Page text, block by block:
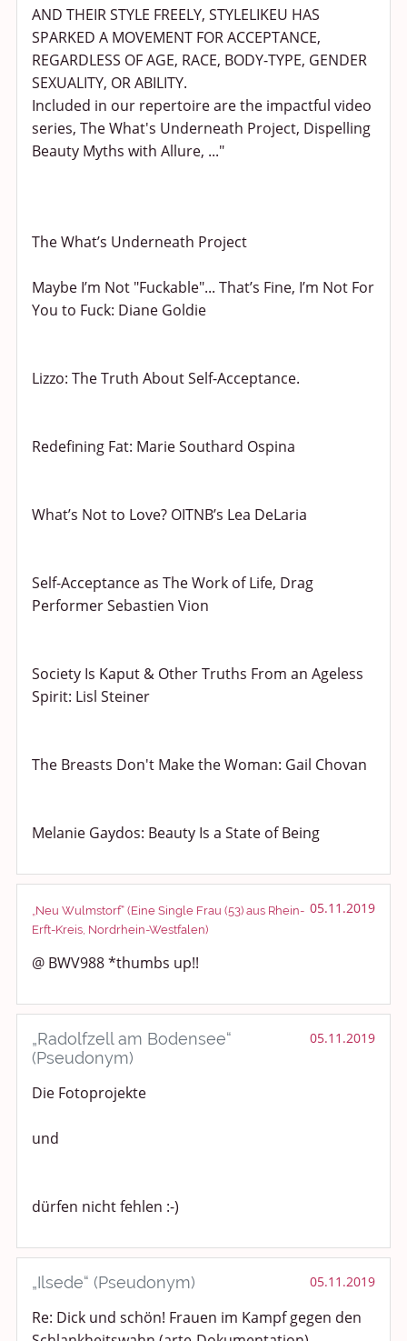
AND THEIR STYLE FREELY, STYLELIKEU HAS
SPARKED A MOVEMENT FOR ACCEPTANCE,
REGARDLESS OF AGE, RACE, BODY-TYPE, GENDER
SEXUALITY, OR ABILITY.
Included in our repertoire are the impactful video
series, The What's Underneath Project, Dispelling
Beauty Myths with Allure, ..."
The What’s Underneath Project
Maybe I’m Not "Fuckable"... That’s Fine, I’m Not For
You to Fuck: Diane Goldie
Lizzo: The Truth About Self-Acceptance.
Redefining Fat: Marie Southard Ospina
What’s Not to Love? OITNB’s Lea DeLaria
Self-Acceptance as The Work of Life, Drag
Performer Sebastien Vion
Society Is Kaput & Other Truths From an Ageless
Spirit: Lisl Steiner
The Breasts Don't Make the Woman: Gail Chovan
Melanie Gaydos: Beauty Is a State of Being
„Neu Wulmstorf“ (Eine Single Frau (53) aus Rhein-
Erft-Kreis, Nordrhein-Westfalen)
05.11.2019
@ BWV988 *thumbs up!!
„Radolfzell am Bodensee“
(Pseudonym)
05.11.2019
Die Fotoprojekte
und
dürfen nicht fehlen :-)
„Ilsede“ (Pseudonym) 05.11.2019
Re: Dick und schön! Frauen im Kampf gegen den